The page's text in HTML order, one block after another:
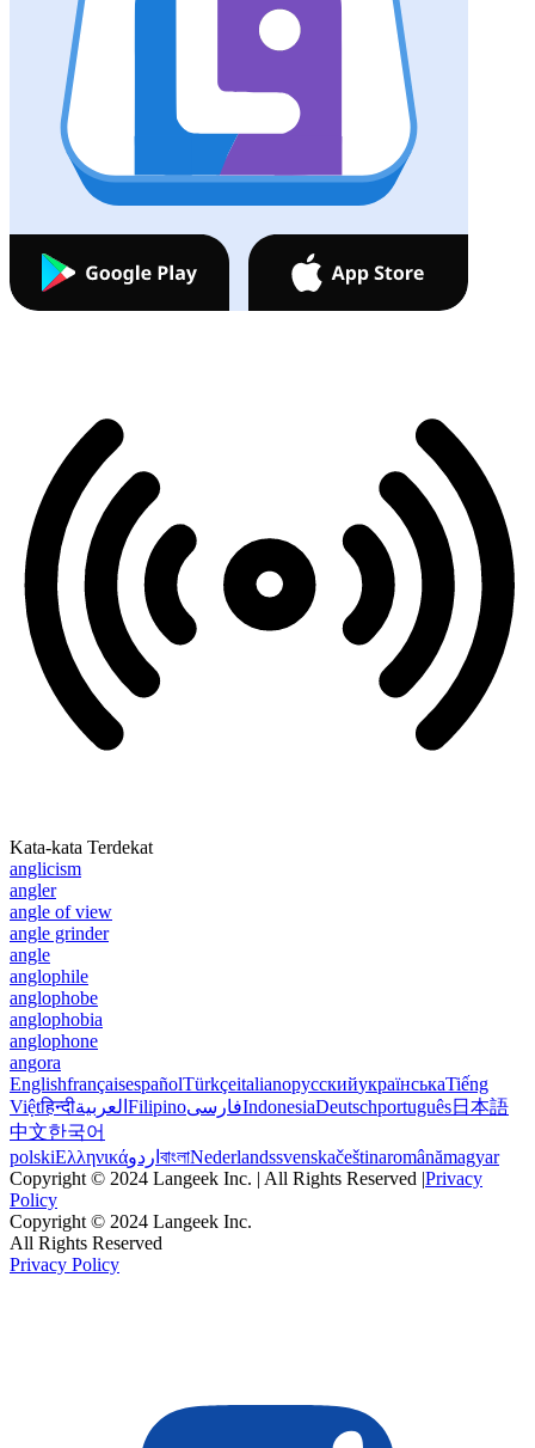
Kata-kata Terdekat
anglicism
angler
angle of view
angle grinder
angle
anglophile
anglophobe
anglophobia
anglophone
angora
EnglishfrançaisespañolTürkçeitalianoрусскийукраїнськаTiếng
Việtहिन्दीالعربية FilipinoفارسیIndonesiaDeutschportuguês日本語
中文한국어
polskiΕλληνικάاردو বাংলাNederlandssvenskačeštinaromânămagyar
Copyright © 2024 Langeek Inc. | All Rights Reserved |Privacy
Policy
Copyright © 2024 Langeek Inc.
All Rights Reserved
Privacy Policy